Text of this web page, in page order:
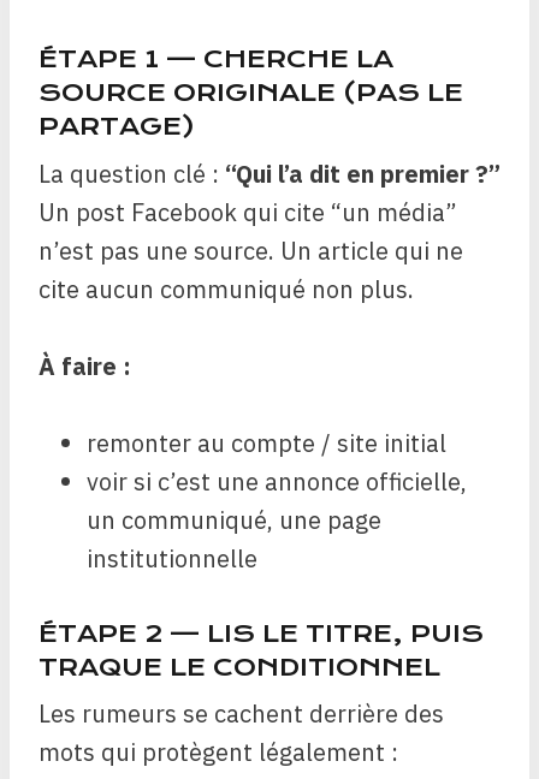
ÉTAPE 1 — CHERCHE LA
SOURCE ORIGINALE (PAS LE
PARTAGE)
La question clé : “Qui l’a dit en premier ?”
Un post Facebook qui cite “un média”
n’est pas une source. Un article qui ne
cite aucun communiqué non plus.
À faire :
remonter au compte / site initial
voir si c’est une annonce officielle,
un communiqué, une page
institutionnelle
ÉTAPE 2 — LIS LE TITRE, PUIS
TRAQUE LE CONDITIONNEL
Les rumeurs se cachent derrière des
mots qui protègent légalement :